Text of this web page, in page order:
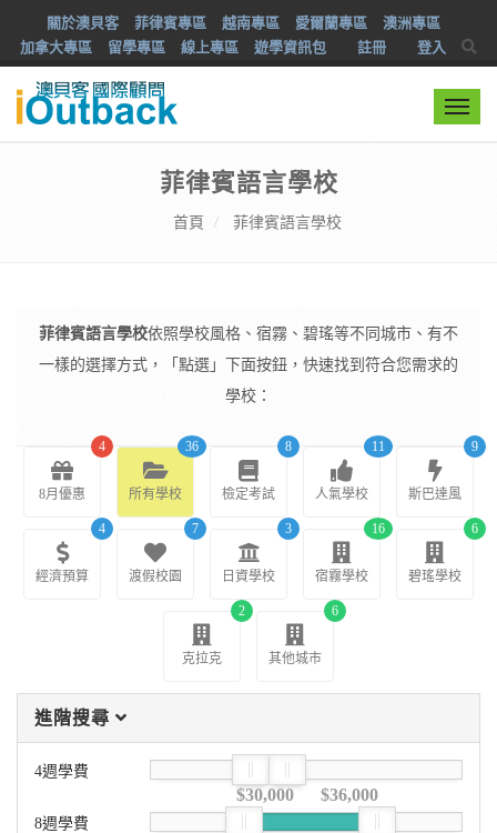
關於澳貝客 菲律賓專區 越南專區 愛爾蘭專區
澳洲專區
加拿大專區
留學專區 線上專區 遊學資訊包 註冊 登入
菲律賓語言學校
首頁 菲律賓語言學校
菲律賓語言學校依照學校風格、宿霧、碧瑤等不同城市、有不
一樣的選擇方式，「點選」下面按鈕，快速找到符合您需求的
學校：
8月優惠
4
所有學校
36
檢定考試
8
人氣學校
11
斯巴達風
9
經濟預算
4
渡假校園
7
日資學校
3
宿霧學校
16
碧瑤學校
6
克拉克
2
其他城市
6
進階搜尋
4週學費
$30,000 $36,000
8週學費